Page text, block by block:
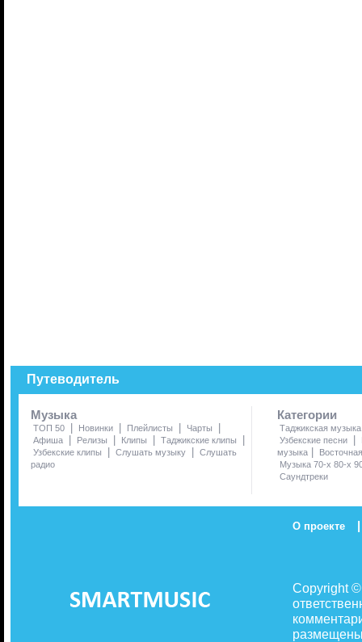
Путеводитель
Музыка
ТОП 50 | Новинки | Плейлисты | Чарты |
Афиша | Релизы | Клипы | Таджикские клипы |
Узбекские клипы | Слушать музыку | Слушать
радио
Категории
Таджикская музыка
Узбекские песни
|
музыка |
Музыка 70-х 80-х
Саундтреки
О проекте |
Copyright
размещены